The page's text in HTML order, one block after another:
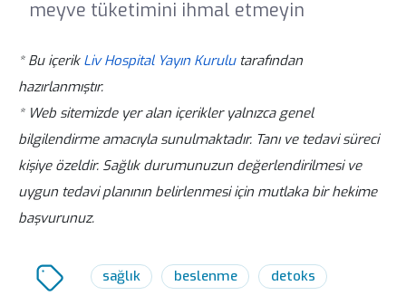
meyve tüketimini ihmal etmeyin
* Bu içerik Liv Hospital Yayın Kurulutarafından
hazırlanmıştır.
* Web sitemizde yer alan içerikler yalnızca genel
bilgilendirme amacıyla sunulmaktadır. Tanı ve tedavi süreci
kişiye özeldir. Sağlık durumunuzun değerlendirilmesi ve
uygun tedavi planının belirlenmesi için mutlaka bir hekime
başvurunuz.
sağlık beslenme detoks